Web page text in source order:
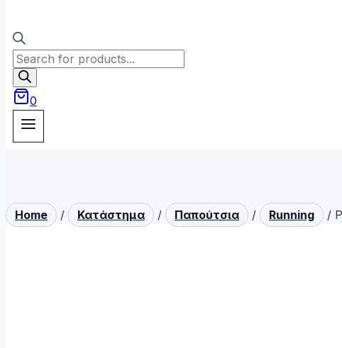
Products
search
0
Home / Κατάστημα / Παπούτσια / Running /